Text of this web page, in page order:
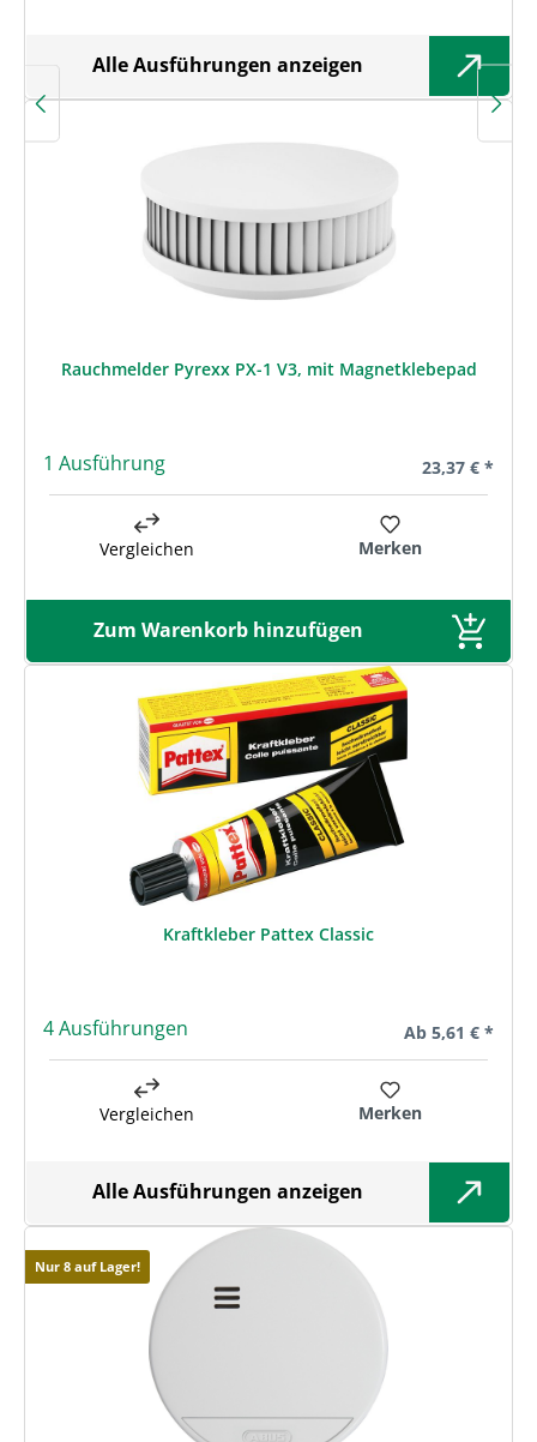
Alle Ausführungen anzeigen
Rauchmelder Pyrexx PX-1 V3, mit Magnetklebepad
1 Ausführung Regulärer
23,37 € *
Vergleichen Merken
Zum Warenkorb hinzufügen
Kraftkleber Pattex Classic
4 Ausführungen Regulärer Preis:
Ab 5,61 € *
Vergleichen Merken
Alle Ausführungen anzeigen
Nur 8 auf Lager!